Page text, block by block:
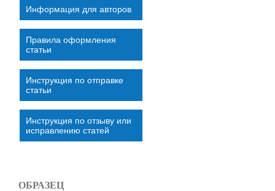
Информация для авторов
Правила оформления
статьи
Инструкция по отправке
статьи
Инструкция по отзыву или
исправлению статей
ОБРАЗЕЦ